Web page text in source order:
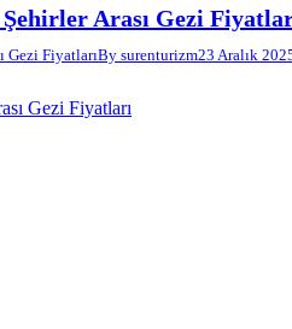
Arası Gezi
Gezi FiyatlarıBy surenturizm23 Aralık
Gezi Fiyatları